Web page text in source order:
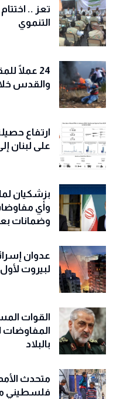
تعز ..
التنموي
24 عملًا
والقدس خلال 48
ارتفاع
على لبنان إلى 2715 شهيداً و8353
بزشكيان
وأي
وضمانات
عدوان
لبيروت
القوات
المفاوضات
بالبلاد
فلسطيني